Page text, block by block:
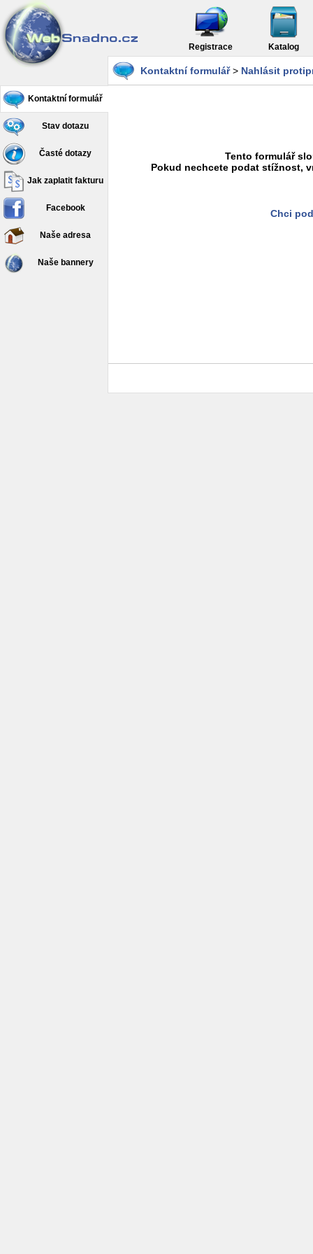
Registrace Katalog
Kontaktní formulář
Stav dotazu
Časté dotazy
Jak zaplatit fakturu
Facebook
Naše adresa
Naše bannery
Kontaktní formulář> Nahlásit
Tento formulář
Pokud nechcete podat stížnost,
Chci